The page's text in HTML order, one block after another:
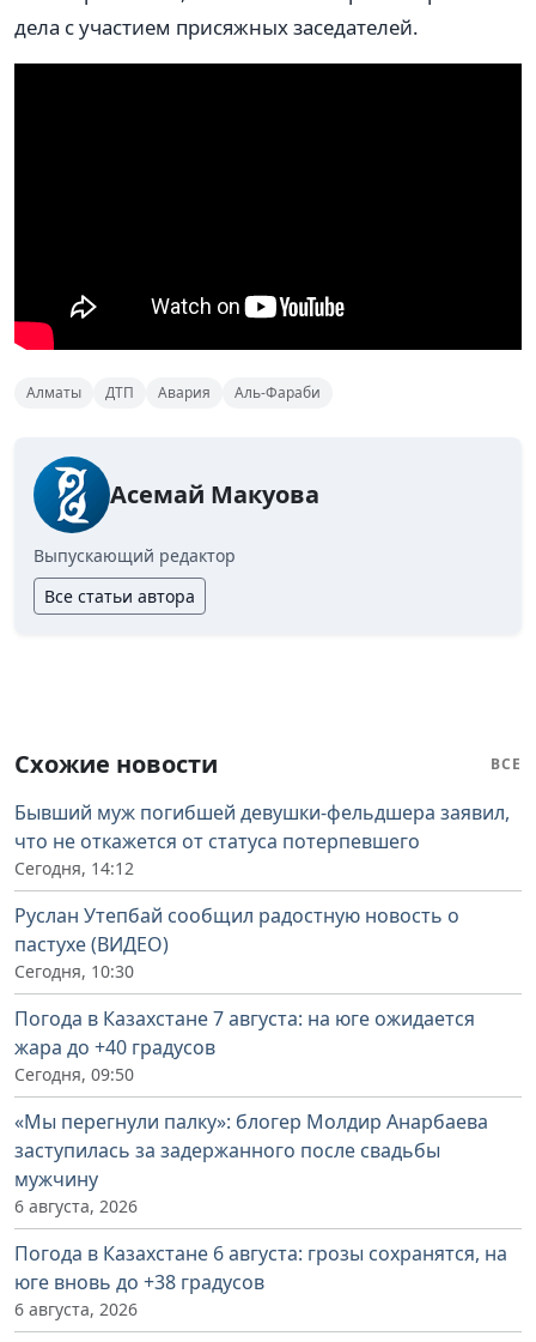
дела с участием присяжных заседателей.
Алматы ДТП Авария Аль-Фараби
Асемай Макуова
Выпускающий редактор
Все статьи автора
Схожие новости ВСЕ
Бывший муж погибшей девушки-фельдшера заявил,
что не откажется от статуса потерпевшего
Сегодня, 14:12
Руслан Утепбай сообщил радостную новость о
пастухе (ВИДЕО)
Сегодня, 10:30
Погода в Казахстане 7 августа: на юге ожидается
жара до +40 градусов
Сегодня, 09:50
«Мы перегнули палку»: блогер Молдир Анарбаева
заступилась за задержанного после свадьбы
мужчину
6 августа, 2026
Погода в Казахстане 6 августа: грозы сохранятся, на
юге вновь до +38 градусов
6 августа, 2026